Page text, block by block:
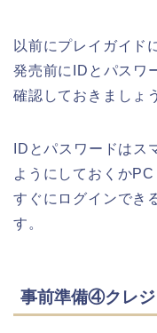
以前にプレイガイド
発売前にIDとパスワ
確認しておきましょ
IDとパスワードはス
ようにしておくか
すぐにログインでき
す。
事前準備④クレジ